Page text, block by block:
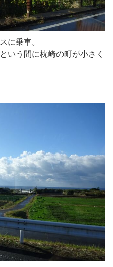
に乗車。
いう間に枕崎の町が小さく